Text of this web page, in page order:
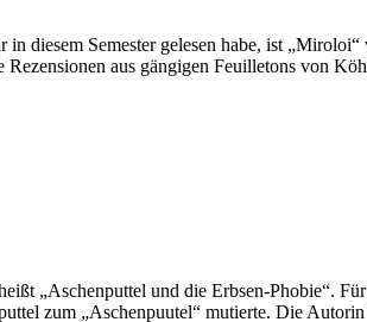
diesem Semester gelesen habe, ist
aus gängigen Feuilletons von
„Aschenputtel und die Erbsen-Phobie“.
zum „Aschenpuutel“ mutierte. Die